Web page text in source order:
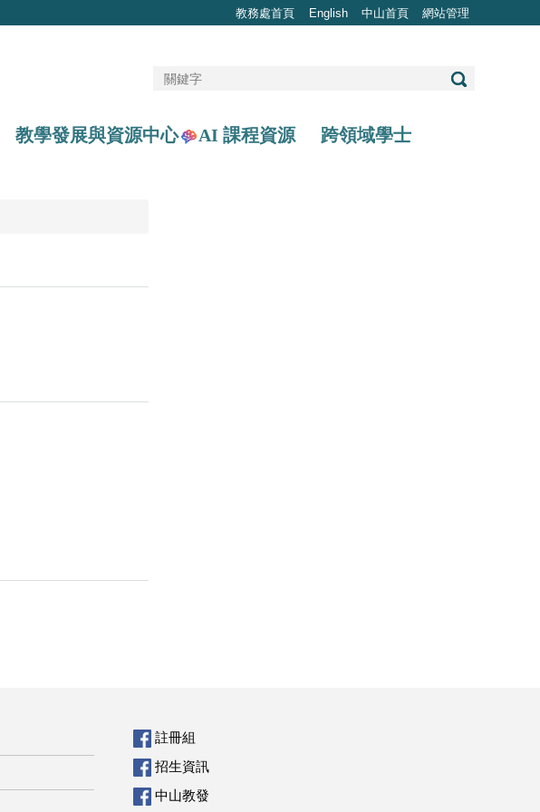
教務處首頁 English 中山首頁 網站管理
教學發展與資源中心 AI 課程資源
跨領域學士
註冊組
招生資訊
中山教發